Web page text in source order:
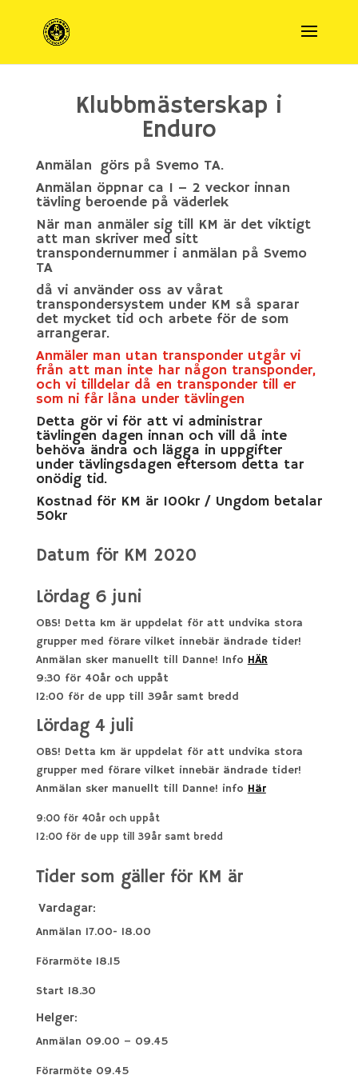
Klubbmästerskap i
Enduro
Anmälan görs på Svemo TA.
Anmälan öppnar ca 1 – 2 veckor innan
tävling beroende på väderlek
När man anmäler sig till KM är det viktigt
att man skriver med sitt
transpondernummer i anmälan på Svemo
TA
då vi använder oss av vårat
transpondersystem under KM så sparar
det mycket tid och arbete för de som
arrangerar.
Anmäler man utan transponder utgår vi
från att man inte har någon transponder,
och vi tilldelar då en transponder till er
som ni får låna under tävlingen
Detta gör vi för att vi administrar
tävlingen dagen innan och vill då inte
behöva ändra och lägga in uppgifter
under tävlingsdagen eftersom detta tar
onödig tid.
Kostnad för KM är 100kr / Ungdom betalar
50kr
Datum för KM 2020
Lördag 6 juni
OBS! Detta km är uppdelat för att undvika stora
grupper med förare vilket innebär ändrade tider!
Anmälan sker manuellt till Danne! Info HÄR
9:30 för 40år och uppåt
12:00 för de upp till 39år samt bredd
Lördag 4 juli
OBS! Detta km är uppdelat för att undvika stora
grupper med förare vilket innebär ändrade tider!
Anmälan sker manuellt till Danne! info Här
9:00 för 40år och uppåt
12:00 för de upp till 39år samt bredd
Tider som gäller för KM är
Vardagar:
Anmälan 17.00- 18.00
Förarmöte 18.15
Start 18.30
Helger:
Anmälan 09.00 – 09.45
Förarmöte 09.45